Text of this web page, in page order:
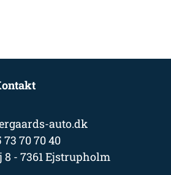
auto.dk
73 70 70 40
8 - 7361 Ejstrupholm